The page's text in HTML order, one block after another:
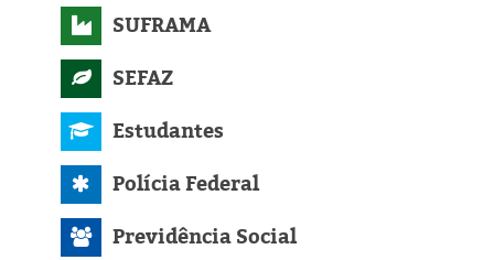
SUFRAMA
SEFAZ
Estudantes
Polícia Federal
Previdência Social